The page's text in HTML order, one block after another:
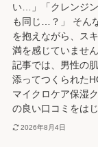
い…」「クレンジ
も同じ…？」 そん
を抱えながら、ス
満を感じていませ
記事では、男性の
添ってつくられた
マイクロケア保湿
の良い口コミをはじ
2026年8月4日